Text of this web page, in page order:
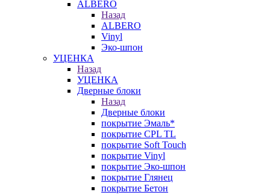
ALBERO
Назад
ALBERO
Vinyl
Эко-шпон
УЦЕНКА
Назад
УЦЕНКА
Дверные блоки
Назад
Дверные блоки
покрытие Эмаль*
покрытие CPL TL
покрытие Soft Touch
покрытие Vinyl
покрытие Эко-шпон
покрытие Глянец
покрытие Бетон